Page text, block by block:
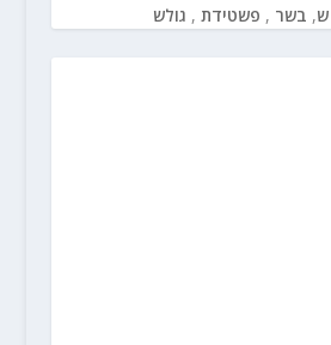
ש, בשר , פשטידת , גולש